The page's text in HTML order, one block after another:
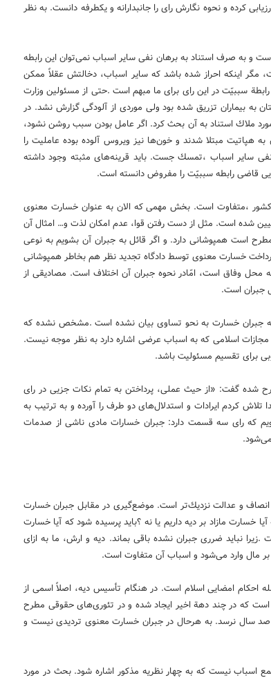
كرده و نحوه نگارش رای را جانبدارانه و یكطرفه دانست. به نظر
و به صرف استناد به برهان نفی سایر اسباب نمی‌توان این رابطه
مگر اینكه احراز شده باشد كه سایر اسباب، دخالتش عقلاً ممكن
سببیّت در این رای برای ما مبهم است .حتی از مسئولین وزارت
به بیماران تزریق شده بود ولی موردی از آلودگی گزارش نشد. در
ملاك استناد به آن بحث كرد. اگر عامل بودن سبب روشن نشود،
اینكه ناگهان حدود 60 درصد بیماران به هپاتیت مبتلا شدند و خون‌ها نیز ویروس آلوده بوده عاملیت را
سایر اسباب ،تمسك جست. باید قرینه‌های مثبته وجود داشته
قاضی رابطه سببیّت را مفروض دانسته است.
،متفاوت است. بخش مهمی كه الان به عنوان خسارت معنوی
شده است. مثل از دست رفتن قوا، عدم امكان لذت و… امثال آن
است همپوشانی دارد. و اگر قائل به جبران آن بشویم به نوعی
خسارت معنوی توسط دادگاه تجدید نظر هم بخاطر همپوشانی
وفاق است، امّادر نحوه جبران آن اختلاف است. مصادیقی از
جبران است.
به جبران خسارت به نحو تساوی بیان نشده است .مشخص نشده كه
بوده است یا عرضی. البته استناد به ماده 365 قانون مجازات اسلامی كه به اسباب عرضی اشاره دارد به نظر موجه نیست.
برای تقسیم مسئولیت باشد.
شده گفت: «از حیث عملی، پرداختن به تمام نكات جزیی در رای
تلاش كردم ایرادات و استدلال‌های دو طرف را آورده و به ترتیب به
كه رای سه قسمت دارد: جبران خسارات مادی ناشی از صدمات
انصاف و عدالت نزدیك‌تر است. موضع‌گیری در مقابل جبران خسارت
خسارت مازاد بر دیه داریم یا نه ؟باید پرسیده شود كه آیا خسارت
نباید ضرری جبران نشده باقی بماند. دیه و ارش، ما به ازای
مال وارد می‌شود و اسباب آن متفاوت است.
احكام امضایی اسلام است. در هنگام تأسیس دیه، اصلاً اسمی از
كه در چند دهة اخیر ایجاد شده و در تئوری‌های حقوقی مطرح
سال نرسد. به هرحال در جبران خسارت معنوی تردیدی نیست و
اسباب نیست كه به چهار نظریه مذكور اشاره شود. بحث در مورد